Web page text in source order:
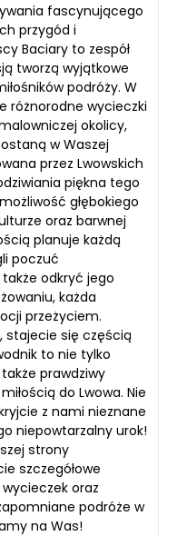
fascynującego
przygód i
Baciary to zespół
tworzą wyjątkowe
podróży. W
różnorodne wycieczki
okolicy,
w Waszej
przez Lwowskich
piękna tego
głębokiego
oraz barwnej
planuje każdą
poczuć
odkryć jego
każda
przeżyciem.
stajecie się częścią
to nie tylko
prawdziwy
do Lwowa. Nie
z nami nieznane
niepowtarzalny urok!
strony
szczegółowe
oraz
podróże w
na Was!